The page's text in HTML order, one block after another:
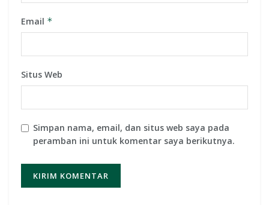
Email *
Situs Web
Simpan nama, email, dan situs web saya pada
peramban ini untuk komentar saya berikutnya.